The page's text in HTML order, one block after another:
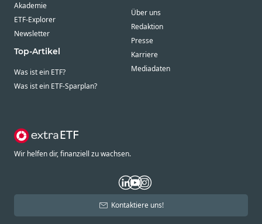
Akademie
ETF-Explorer
Newsletter
Top-Artikel
Was ist ein ETF?
Was ist ein ETF-Sparplan?
Über uns
Redaktion
Presse
Karriere
Mediadaten
Wir helfen dir, finanziell zu wachsen.
Kontaktiere uns!